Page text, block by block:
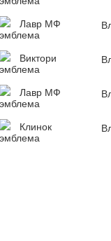
Лавр МФ
Виктори
Лавр МФ
Клинок